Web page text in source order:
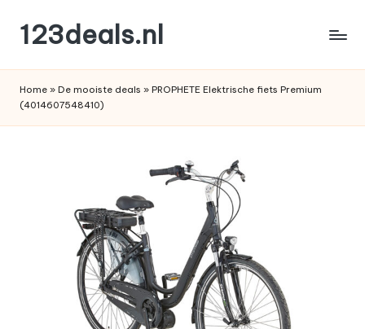
de
inhoud
123deals.nl
deals
Home » De mooiste deals » PROPHETE Elektrische fiets Premium
(4014607548410)